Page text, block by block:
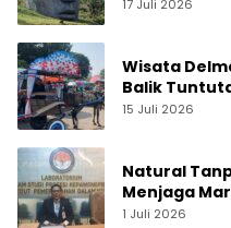
17 Juli 2026
Wisata
Balik
15 Juli 2026
Natural
Menjaga
1 Juli 2026